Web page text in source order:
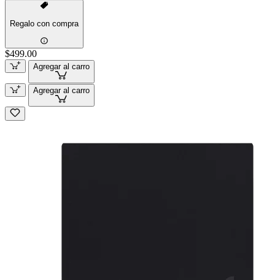
Regalo con compra
$499.00
Agregar al carro
Agregar al carro